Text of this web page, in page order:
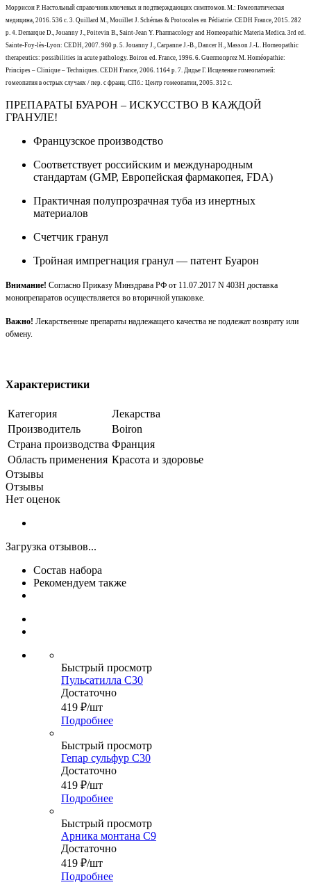
Моррисон Р. Настольный справочник ключевых и подтверждающих симптомов. М.: Гомеопатическая
медицина, 2016. 536 с. 3. Quillard M., Mouillet J. Schémas & Protocoles en Pédiatrie. CEDH France, 2015. 282
p. 4. Demarque D., Jouanny J., Poitevin B., Saint-Jean Y. Pharmacology and Homeopathic Materia Medica. 3rd ed.
Sainte-Foy-lès-Lyon: CEDH, 2007. 960 р. 5. Jouanny J., Carpanne J.-B., Dancer H., Masson J.-L. Homeopathic
therapeutics: possibilities in acute pathology. Boiron ed. France, 1996. 6. Guermonprez M. Homéopathie:
Principes – Clinique – Techniques. CEDH France, 2006. 1164 p. 7. Дидье Г. Исцеление гомеопатией:
гомеопатия в острых случаях / пер. с франц. СПб.: Центр гомеопатии, 2005. 312 с.
ПРЕПАРАТЫ БУАРОН – ИСКУССТВО В КАЖДОЙ
ГРАНУЛЕ!
Французское производство
Соответствует российским и международным
стандартам (GMP, Европейская фармакопея, FDA)
Практичная полупрозрачная туба из инертных
материалов
Счетчик гранул
Тройная импрегнация гранул — патент Буарон
Внимание! Согласно Приказу Минздрава РФ от 11.07.2017 N 403Н доставка
монопрепаратов осуществляется во вторичной упаковке.
Важно! Лекарственные препараты надлежащего качества не подлежат возврату или
обмену.
Характеристики
Категория
Лекарства
Производитель
Boiron
Страна производства Франция
Область применения Красота и здоровье
Отзывы
Отзывы
Нет оценок
Загрузка отзывов...
Состав набора
Рекомендуем также
Быстрый просмотр
Пульсатилла С30
Достаточно
419 ₽/шт
Подробнее
Быстрый просмотр
Гепар сульфур С30
Достаточно
419 ₽/шт
Подробнее
Быстрый просмотр
Арника монтана С9
Достаточно
419 ₽/шт
Подробнее